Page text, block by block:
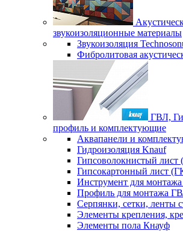
звукоизоляционные материалы
Звукоизоляция
Фибролитовая
ГВЛ,
профиль и комплектующие
Аквапанели и
Гидроизоляция Knauf
Гипсоволокнистый
Гипсокартонный лист
Инструмент для
Профиль для монтажа
Серпянки, сетки, ленты
Элементы крепления,
Элементы пола Кнауф